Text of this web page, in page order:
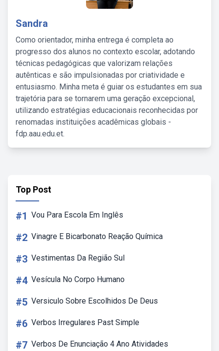
Sandra
Como orientador, minha entrega é completa ao
progresso dos alunos no contexto escolar, adotando
técnicas pedagógicas que valorizam relações
autênticas e são impulsionadas por criatividade e
entusiasmo. Minha meta é guiar os estudantes em sua
trajetória para se tornarem uma geração excepcional,
utilizando estratégias educacionais reconhecidas por
renomadas instituições acadêmicas globais -
fdp.aau.edu.et.
Top Post
#1 Vou Para Escola Em Inglês
#2 Vinagre E Bicarbonato Reação Química
#3 Vestimentas Da Região Sul
#4 Vesícula No Corpo Humano
#5 Versiculo Sobre Escolhidos De Deus
#6 Verbos Irregulares Past Simple
#7 Verbos De Enunciação 4 Ano Atividades